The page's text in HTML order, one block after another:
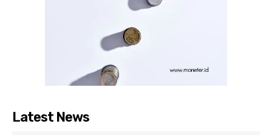
Latest News